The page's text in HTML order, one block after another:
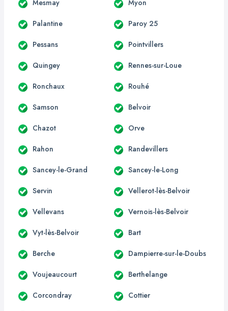
Mesmay Myon
Palantine Paroy 25
Pessans Pointvillers
Quingey Rennes-sur-Loue
Ronchaux Rouhé
Samson Belvoir
Chazot Orve
Rahon Randevillers
Sancey-le-Grand Sancey-le-Long
Servin Vellerot-lès-Belvoir
Vellevans Vernois-lès-Belvoir
Vyt-lès-Belvoir Bart
Berche Dampierre-sur-le-Doubs
Voujeaucourt Berthelange
Corcondray Cottier